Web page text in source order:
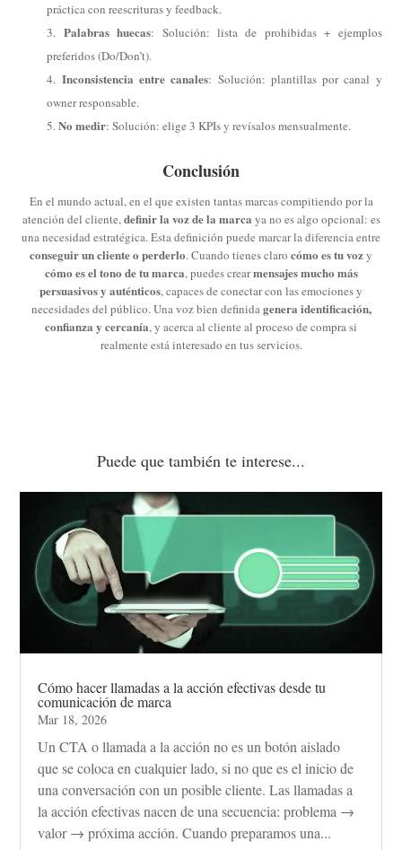
práctica con reescrituras y feedback.
Palabras huecas: Solución: lista de prohibidas + ejemplos
preferidos (Do/Don’t).
Inconsistencia entre canales: Solución: plantillas por canal y
owner responsable.
No medir: Solución: elige 3 KPIs y revísalos mensualmente.
Conclusión
En el mundo actual, en el que existen tantas marcas compitiendo por la
atención del cliente,definir la voz de la marca ya no es algo opcional: es
una necesidad estratégica. Esta definición puede marcar la diferencia entre
conseguir un cliente o perderlo. Cuando tienes claro cómo es tu vozy
cómo es el tono de tu marca, puedes crearmensajes mucho más
persuasivos y auténticos, capaces de conectar con las emociones y
necesidades del público. Una voz bien definidagenera identificación,
confianza y cercanía, y acerca al cliente al proceso de compra si
realmente está interesado en tus servicios.
Puede que también te interese...
Cómo hacer llamadas a la acción efectivas desde tu
comunicación de marca
Mar 18, 2026
Un CTA o llamada a la acción no es un botón aislado
que se coloca en cualquier lado, si no que es el inicio de
una conversación con un posible cliente. Las llamadas a
la acción efectivas nacen de una secuencia: problema →
valor → próxima acción. Cuando preparamos una...